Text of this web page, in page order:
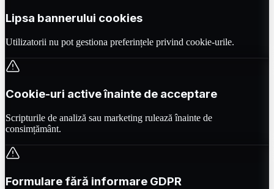
Lipsa bannerului cookies
Utilizatorii nu pot gestiona preferințele privind cookie-urile.
Cookie-uri active înainte de acceptare
Scripturile de analiză sau marketing rulează înainte de
consimțământ.
Formulare fără informare GDPR